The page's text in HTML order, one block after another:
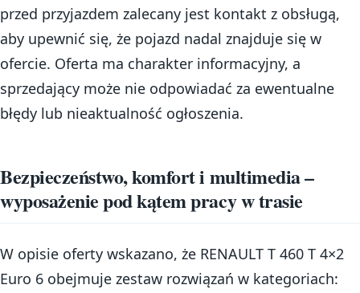
przed przyjazdem zalecany jest kontakt z obsługą,
aby upewnić się, że pojazd nadal znajduje się w
ofercie. Oferta ma charakter informacyjny, a
sprzedający może nie odpowiadać za ewentualne
błędy lub nieaktualność ogłoszenia.
Bezpieczeństwo, komfort i multimedia –
wyposażenie pod kątem pracy w trasie
W opisie oferty wskazano, że RENAULT T 460 T 4×2
Euro 6 obejmuje zestaw rozwiązań w kategoriach: